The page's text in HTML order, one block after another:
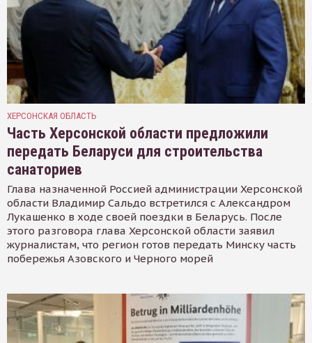
ХЕРСОНСКАЯ ОБЛАСТЬ
Часть Херсонской области предложили
передать Беларуси для строительства
санаториев
Глава назначенной Россией администрации Херсонской
области Владимир Сальдо встретился с Александром
Лукашенко в ходе своей поездки в Беларусь. После
этого разговора глава Херсонской области заявил
журналистам, что регион готов передать Минску часть
побережья Азовского и Черного морей